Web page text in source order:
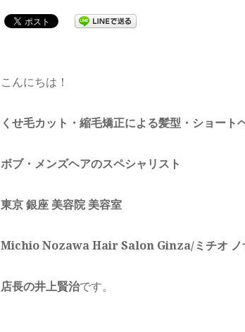
こんにちは！
くせ毛カット・縮毛矯正による髪型・ショート
ボブ・メンズヘアのスペシャリスト
東京 銀座 美容院 美容室
Michio Nozawa Hair Salon Ginza/ミチオ ノ
店長の井上賢治です。